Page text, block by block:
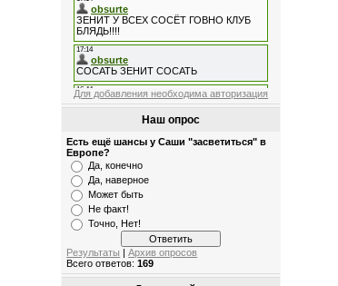
Для добавления необходима авторизация
Наш опрос
Есть ещё шансы у Саши "засветиться" в
Европе?
Да, конечно
Да, наверное
Может быть
Не факт!
Точно, Нет!
Результаты |Архив опросов
Всего ответов:169